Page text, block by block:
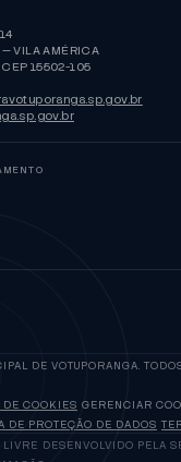
— VILA AMÉRICA
15502-105
DE VOTUPORANGA.
DE COOKIES GERENCIAR
DE PROTEÇÃO DE DADOS
LIVRE DESENVOLVIDO PELA